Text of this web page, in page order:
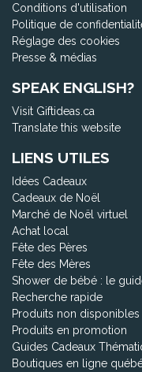
Conditions d'utilisation
Politique de
Réglage des cookies
Presse & médias
SPEAK ENGLISH?
Visit Giftideas.ca
Translate this website
LIENS UTILES
Idées Cadeaux
Cadeaux de Noël
Marché de Noël virtuel
Achat local
Fête des Pères
Fête des Mères
Shower de bébé : le
Recherche rapide
Produits non disponibles
Produits en promotion
Guides Cadeaux
Boutiques en ligne